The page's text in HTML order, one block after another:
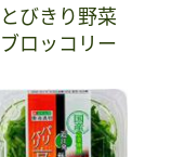
とびきり野菜
ブロッコリー